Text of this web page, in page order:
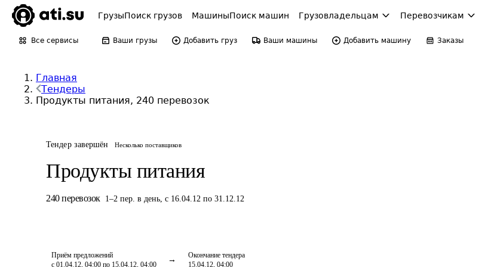
ГрузыПоиск грузов МашиныПоиск машин Грузовладельцам Перевозчикам
Все сервисы Ваши грузы Добавить груз Ваши машины Добавить машину Заказы
Главная
Тендеры
Продукты питания, 240 перевозок
Тендер завершён Несколько поставщиков
Продукты питания
240 перевозок 1–2 пер. в день, с 16.04.12 по 31.12.12
Приём предложений
с 01.04.12, 04:00 по 15.04.12, 04:00
Окончание тендера
15.04.12, 04:00